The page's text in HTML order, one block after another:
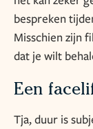
bespreken
Misschien zijn
dat je wilt
Een
Tja, duur is